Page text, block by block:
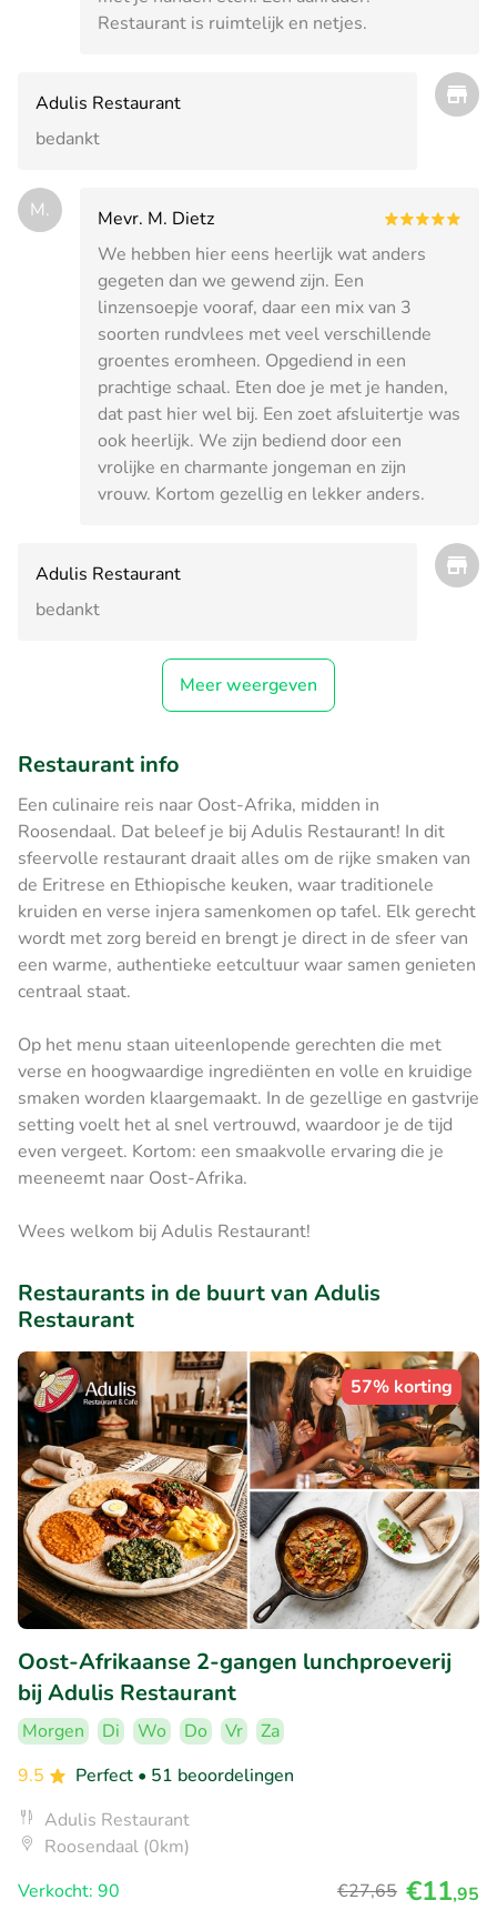
Restaurant is ruimtelijk en netjes.
Adulis Restaurant
bedankt
M.
Mevr. M. Dietz
We hebben hier eens heerlijk wat anders
gegeten dan we gewend zijn. Een
linzensoepje vooraf, daar een mix van 3
soorten rundvlees met veel verschillende
groentes eromheen. Opgediend in een
prachtige schaal. Eten doe je met je handen,
dat past hier wel bij. Een zoet afsluitertje was
ook heerlijk. We zijn bediend door een
vrolijke en charmante jongeman en zijn
vrouw. Kortom gezellig en lekker anders.
Adulis Restaurant
bedankt
Meer weergeven
Restaurant info
Een culinaire reis naar Oost-Afrika, midden in
Roosendaal. Dat beleef je bij Adulis Restaurant! In dit
sfeervolle restaurant draait alles om de rijke smaken van
de Eritrese en Ethiopische keuken, waar traditionele
kruiden en verse injera samenkomen op tafel. Elk gerecht
wordt met zorg bereid en brengt je direct in de sfeer van
een warme, authentieke eetcultuur waar samen genieten
centraal staat.
Op het menu staan uiteenlopende gerechten die met
verse en hoogwaardige ingrediënten en volle en kruidige
smaken worden klaargemaakt. In de gezellige en gastvrije
setting voelt het al snel vertrouwd, waardoor je de tijd
even vergeet. Kortom: een smaakvolle ervaring die je
meeneemt naar Oost-Afrika.
Wees welkom bij Adulis Restaurant!
Restaurants in de buurt van Adulis
Restaurant
57% korting
Oost-Afrikaanse 2-gangen lunchproeverij
bij Adulis Restaurant
Morgen Di Wo Do Vr
Za
9.5
Perfect • 51 beoordelingen
Adulis Restaurant
Roosendaal (0km)
Verkocht: 90
€27,65 €11,95